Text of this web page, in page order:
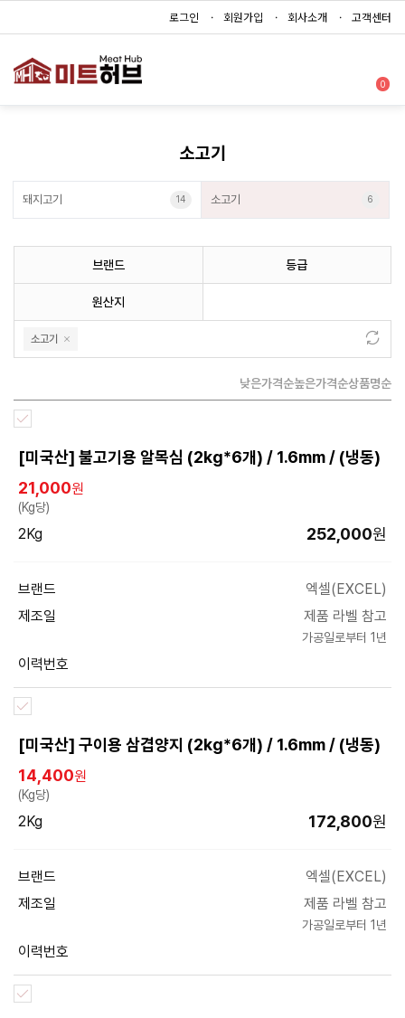
로그인 회원가입 회사소개 고객센터
0
소고기
돼지고기 14 소고기 6
브랜드 등급
원산지
소고기
낮은가격순높은가격순상품명순
[미국산] 불고기용 알목심 (2kg*6개) / 1.6mm / (냉동)
브랜드
엑셀(EXCEL)
제조일
제품 라벨 참고
가공일로부터 1년
이력번호
21,000원
(Kg당)
2Kg 252,000원
[미국산] 구이용 삼겹양지 (2kg*6개) / 1.6mm / (냉동)
브랜드
엑셀(EXCEL)
제조일
제품 라벨 참고
가공일로부터 1년
이력번호
14,400원
(Kg당)
2Kg 172,800원